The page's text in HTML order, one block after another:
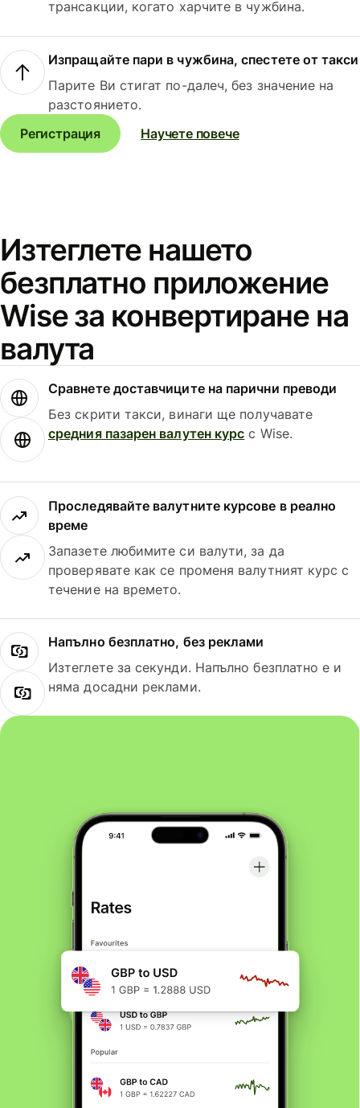
трансакции, когато харчите в чужбина.
Изпращайте пари в чужбина, спестете от такси
Парите Ви стигат по-далеч, без значение на
разстоянието.
Регистрация
Научете повече
Изтеглете нашето
безплатно приложение
Wise за конвертиране на
валута
Сравнете доставчиците на парични преводи
Без скрити такси, винаги ще получавате
средния пазарен валутен курс с Wise.
Проследявайте валутните курсове в реално
време
Запазете любимите си валути, за да
проверявате как се променя валутният курс с
течение на времето.
Напълно безплатно, без реклами
Изтеглете за секунди. Напълно безплатно е и
няма досадни реклами.